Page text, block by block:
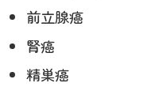
前立腺癌
腎癌
精巣癌